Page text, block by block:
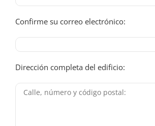
Confirme su correo electrónico:
Dirección completa del edificio: